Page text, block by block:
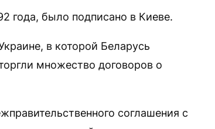
года, было подписано в Киеве.
в которой Беларусь
множество договоров о
соглашения с